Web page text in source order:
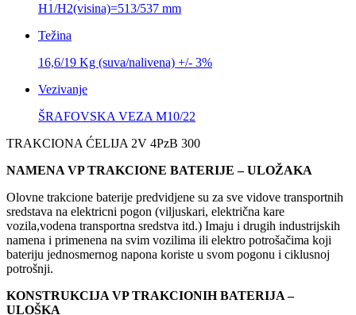
H1/H2(visina)=513/537 mm
Težina
16,6/19 Kg (suva/nalivena) +/- 3%
Vezivanje
ŠRAFOVSKA VEZA M10/22
TRAKCIONA ĆELIJA 2V 4PzB 300
NAMENA VP TRAKCIONE BATERIJE – ULOŽAKA
Olovne trakcione baterije predvidjene su za sve vidove transportnih
sredstava na elektricni pogon (viljuskari, električna kare
vozila,vodena transportna sredstva itd.) Imaju i drugih industrijskih
namena i primenena na svim vozilima ili elektro potrošačima koji
bateriju jednosmernog napona koriste u svom pogonu i ciklusnoj
potrošnji.
KONSTRUKCIJA VP TRAKCIONIH BATERIJA –
ULOŠKA